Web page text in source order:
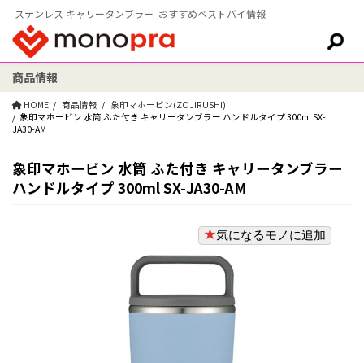
ステンレス キャリータンブラー おすすめベストバイ情報
検索:
商品情報
HOME 商品情報
象印マホービン(ZOJIRUSHI)
象印マホービン 水筒 ふた付き キャリータンブラー ハンドルタイプ 300ml SX-
JA30-AM
象印マホービン 水筒 ふた付き キャリータンブラー
ハンドルタイプ 300ml SX-JA30-AM
気になるモノに追加